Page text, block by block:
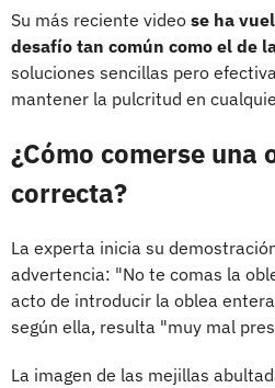
Su más reciente video se ha
desafío tan común como el de
soluciones sencillas pero
mantener la pulcritud en
¿Cómo comerse una
correcta?
La experta inicia su
advertencia: "No te comas la
acto de introducir la oblea
según ella, resulta "muy mal
La imagen de las mejillas